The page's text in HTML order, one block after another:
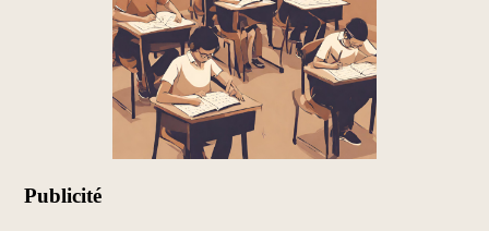
Publicité